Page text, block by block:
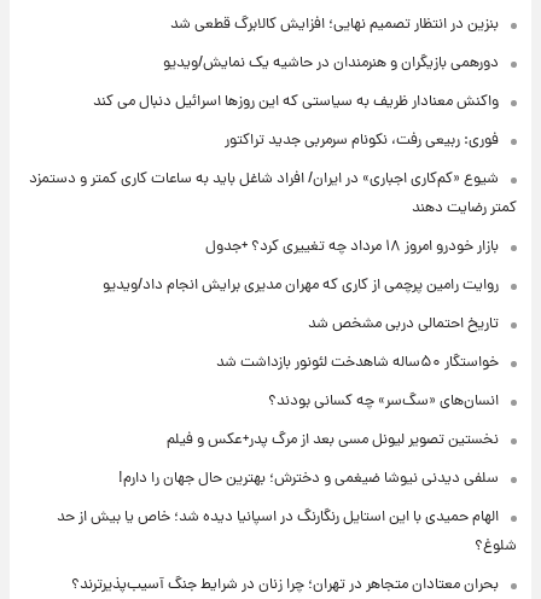
بنزین در انتظار تصمیم نهایی؛ افزایش کالابرگ قطعی شد
دورهمی بازیگران و هنرمندان در حاشیه یک نمایش/ویدیو
واکنش معنادار ظریف به سیاستی که این روزها اسرائیل دنبال می کند
فوری: ربیعی رفت، نکونام سرمربی جدید تراکتور
شیوع «کم‌کاری اجباری» در ایران/ افراد شاغل باید به ساعات کاری کمتر و دستمزد
کمتر رضایت دهند
بازار خودرو امروز ۱۸ مرداد چه تغییری کرد؟ +جدول
روایت رامین پرچمی از کاری که مهران مدیری برایش انجام داد/ویدیو
تاریخ احتمالی دربی مشخص شد
خواستگار ۵۰ساله شاهدخت لئونور بازداشت شد
انسان‌های «سگ‌سر» چه کسانی بودند؟
نخستین تصویر لیونل مسی بعد از مرگ پدر+عکس و فیلم
سلفی دیدنی نیوشا ضیغمی و دخترش؛ بهترین حال جهان را دارم!
الهام حمیدی با این استایل رنگارنگ در اسپانیا دیده شد؛ خاص یا بیش از حد
شلوغ؟
بحران معتادان متجاهر در تهران؛ چرا زنان در شرایط جنگ آسیب‌پذیرترند؟